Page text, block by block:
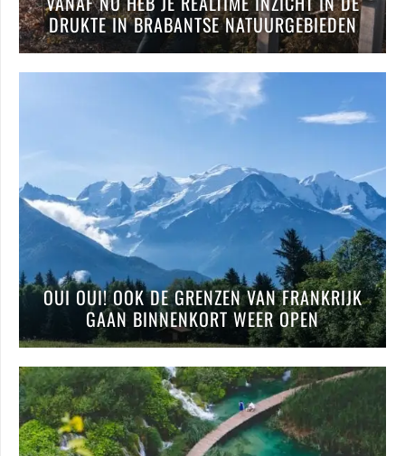
DRUKTE IN BRABANTSE NATUURGEBIEDEN
OUI OUI! OOK DE GRENZEN VAN FRANKRIJK
GAAN BINNENKORT WEER OPEN